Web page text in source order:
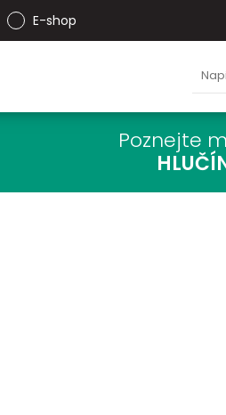
E-shop
Poznejte